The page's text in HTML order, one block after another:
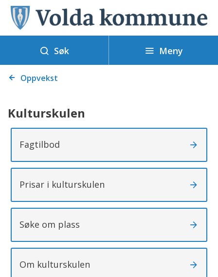
V
o
l
a
e
Søk Meny
Du Oppvekst
Kulturskulen
Fagtilbod
Prisar i kulturskulen
Søke om plass
Om kulturskulen